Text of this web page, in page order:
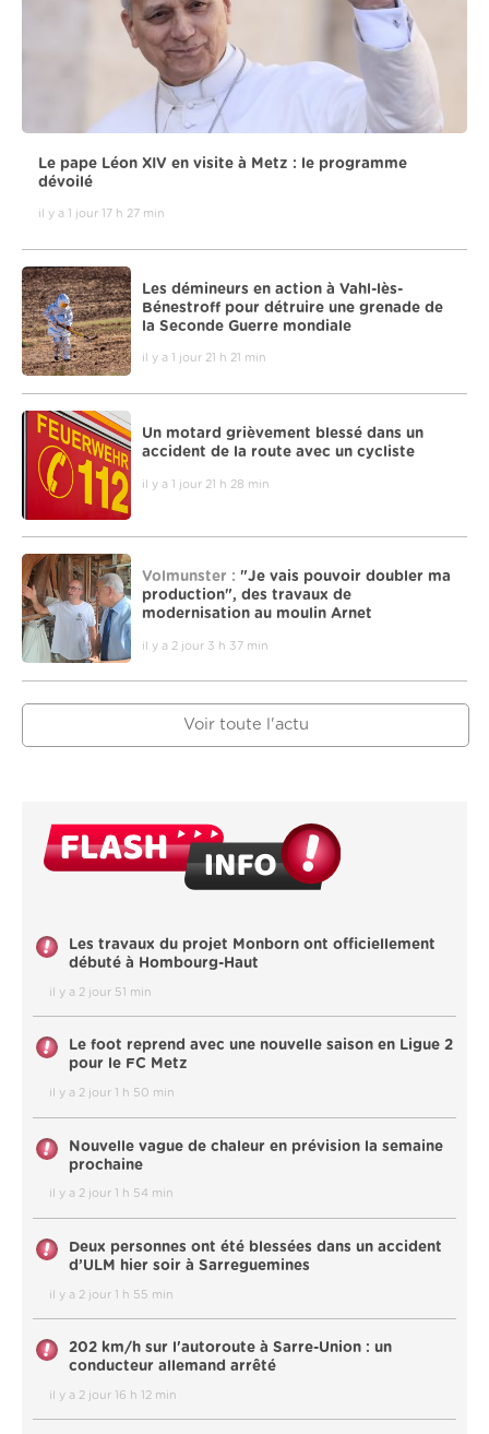
Le pape Léon XIV en visite à Metz : le programme
dévoilé
il y a 1 jour 17 h 27 min
Les démineurs en action à Vahl-lès-
Bénestroff pour détruire une grenade de
la Seconde Guerre mondiale
il y a 1 jour 21 h 21 min
Un motard grièvement blessé dans un
accident de la route avec un cycliste
il y a 1 jour 21 h 28 min
Volmunster : "Je vais pouvoir doubler ma
production", des travaux de
modernisation au moulin Arnet
il y a 2 jour 3 h 37 min
Voir toute l'actu
Les travaux du projet Monborn ont officiellement
débuté à Hombourg-Haut
il y a 2 jour 51 min
Le foot reprend avec une nouvelle saison en Ligue 2
pour le FC Metz
il y a 2 jour 1 h 50 min
Nouvelle vague de chaleur en prévision la semaine
prochaine
il y a 2 jour 1 h 54 min
Deux personnes ont été blessées dans un accident
d’ULM hier soir à Sarreguemines
il y a 2 jour 1 h 55 min
202 km/h sur l'autoroute à Sarre-Union : un
conducteur allemand arrêté
il y a 2 jour 16 h 12 min